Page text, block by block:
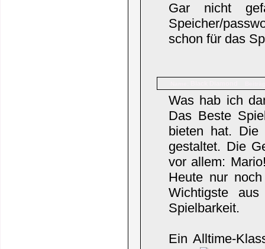
Gar nicht
Speicher/
schon für das
Was hab ich
Das Beste
bieten hat. Die
gestaltet. Die
vor allem:
Heute nur
Wichtigste
Spielbarkeit.
Ein Alltime-